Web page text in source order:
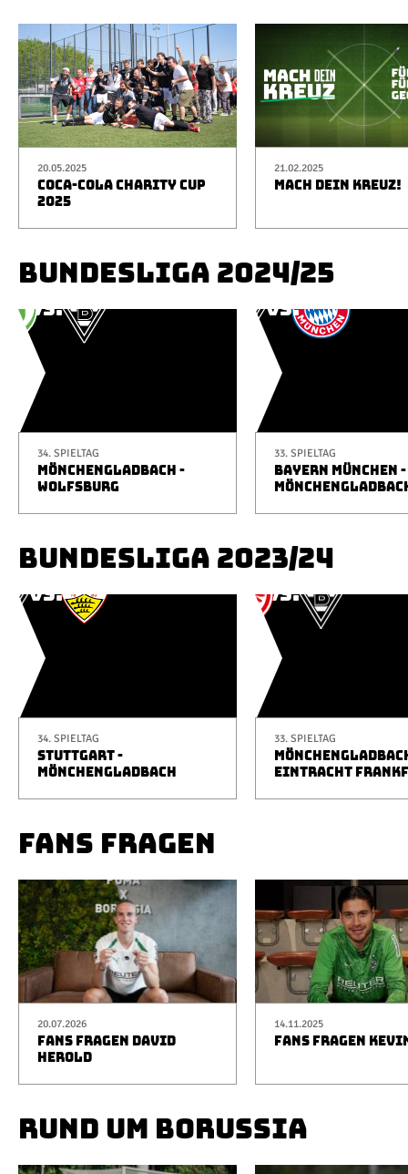
20.05.2025
COCA-COLA CHARITY CUP
2025
21.02.2025
MACH DEIN KREUZ!
BUNDESLIGA 2024/25
34. SPIELTAG
MÖNCHENGLADBACH -
WOLFSBURG
33. SPIELTAG
BAYERN MÜNCHEN -
BUNDESLIGA 2023/24
34. SPIELTAG
STUTTGART -
MÖNCHENGLADBACH
33. SPIELTAG
EINTRACHT
FANS FRAGEN
20.07.2026
FANS FRAGEN DAVID
HEROLD
14.11.2025
FANS FRAGEN
RUND UM BORUSSIA